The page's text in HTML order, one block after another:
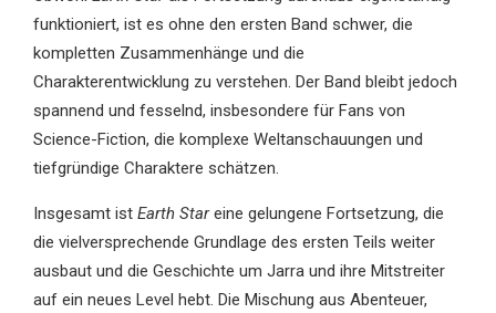
funktioniert, ist es ohne den ersten Band schwer, die
kompletten Zusammenhänge und die
Charakterentwicklung zu verstehen. Der Band bleibt jedoch
spannend und fesselnd, insbesondere für Fans von
Science-Fiction, die komplexe Weltanschauungen und
tiefgründige Charaktere schätzen.
Insgesamt ist Earth Stareine gelungene Fortsetzung, die
die vielversprechende Grundlage des ersten Teils weiter
ausbaut und die Geschichte um Jarra und ihre Mitstreiter
auf ein neues Level hebt. Die Mischung aus Abenteuer,